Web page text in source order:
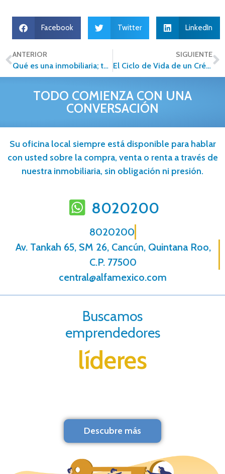
Facebook Twitter LinkedIn
ANTERIOR
Qué es una inmobiliaria; tendencias actuales en este sector
SIGUIENTE
El Ciclo de Vida de un Crédito Hipotecario en México
TODO COMIENZA CON UNA
CONVERSACIÓN
Su oficina local siempre está disponible para hablar
con usted sobre la compra, venta o renta a través de
nuestra inmobiliaria, sin obligación ni presión.
8020200
8020200
Av. Tankah 65, SM 26, Cancún, Quintana Roo,
C.P. 77500
central@alfamexico.com
Buscamos
emprendedores
líderes
Descubre más